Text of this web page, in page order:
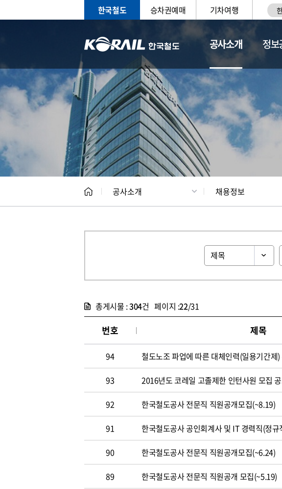
한국철도 승차권예매 기차여행
공사소개
CEO 일반현황
정보
공사소개 채용정보
총게시물 :304건 페이지 :22/31
번호 제목
94 철도노조 파업에 따른 대체인력(일용기간제
93 2016년도 코레일 고졸제한 인턴사원 모집
92 한국철도공사 전문직 직원공개모집(~8.19)
91 한국철도공사 공인회계사 및 IT 경력직(정
90 한국철도공사 전문직 직원공개모집(~6.24)
89 한국철도공사 전문직 직원공개 모집(~5.19)